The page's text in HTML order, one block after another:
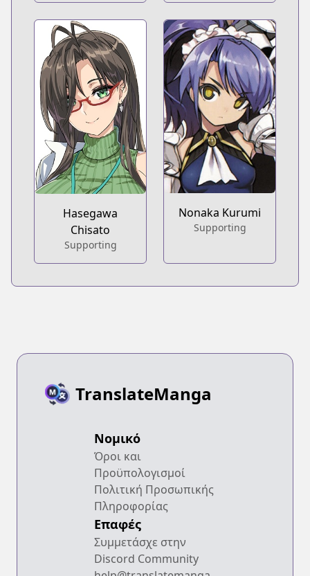
Hasegawa
Chisato
Supporting
Nonaka Kurumi
Supporting
TranslateManga
Νομικό
Όροι και
Προϋπολογισμοί
Πολιτική Προσωπικής
Πληροφορίας
Επαφές
Συμμετάσχε στην
Discord Community